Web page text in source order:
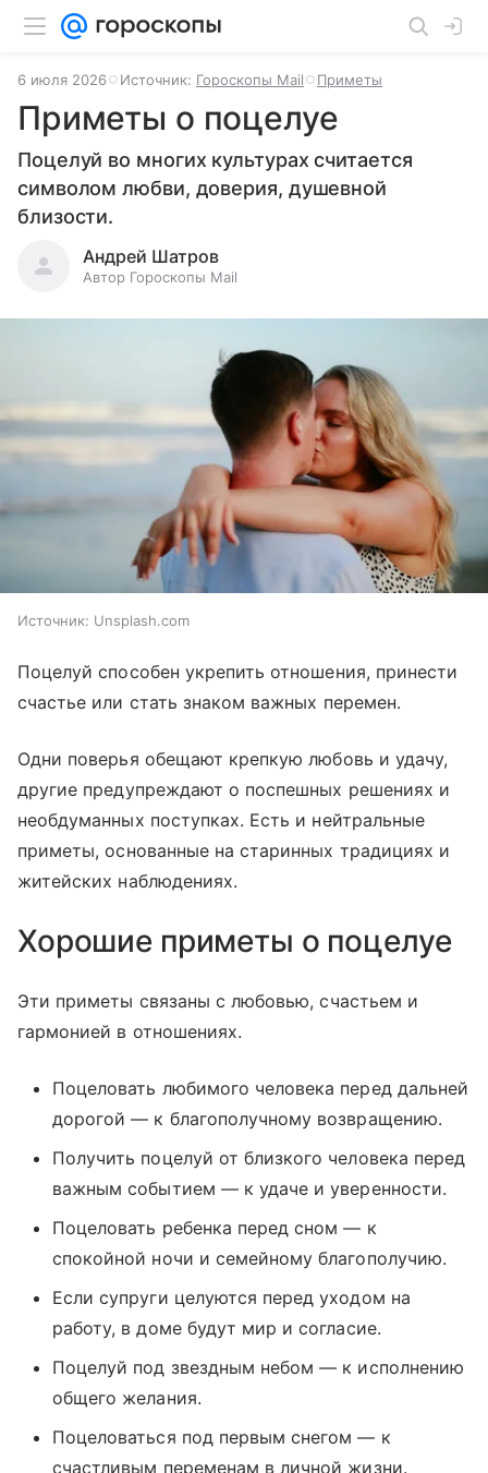
6 июля 2026 Источник: Гороскопы Mail Приметы
Приметы о поцелуе
Поцелуй во многих культурах считается
символом любви, доверия, душевной
близости.
Андрей Шатров
Автор Гороскопы Mail
Источник: Unsplash.com
Поцелуй способен укрепить отношения, принести
счастье или стать знаком важных перемен.
Одни поверья обещают крепкую любовь и удачу,
другие предупреждают о поспешных решениях и
необдуманных поступках. Есть и нейтральные
приметы, основанные на старинных традициях и
житейских наблюдениях.
Хорошие приметы о поцелуе
Эти приметы связаны с любовью, счастьем и
гармонией в отношениях.
Поцеловать любимого человека перед дальней
дорогой — к благополучному возвращению.
Получить поцелуй от близкого человека перед
важным событием — к удаче и уверенности.
Поцеловать ребенка перед сном — к
спокойной ночи и семейному благополучию.
Если супруги целуются перед уходом на
работу, в доме будут мир и согласие.
Поцелуй под звездным небом — к исполнению
общего желания.
Поцеловаться под первым снегом — к
счастливым переменам в личной жизни.